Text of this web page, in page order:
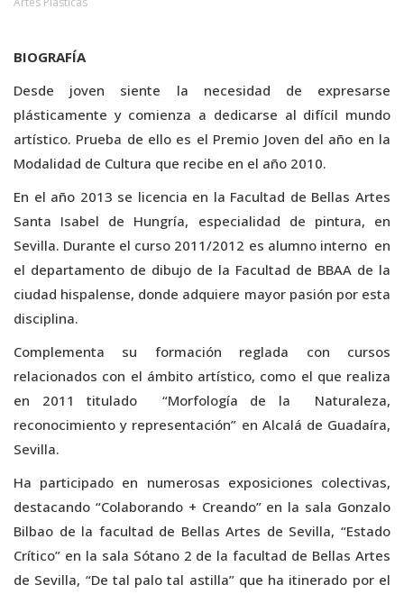
BIOGRAFÍA
Desde joven siente la necesidad de expresarse
plásticamente y comienza a dedicarse al difícil mundo
artístico. Prueba de ello es el Premio Joven del año en la
Modalidad de Cultura que recibe en el año 2010.
En el año 2013 se licencia en la Facultad de Bellas Artes
Santa Isabel de Hungría, especialidad de pintura, en
Sevilla. Durante el curso 2011/2012 es alumno interno en
el departamento de dibujo de la Facultad de BBAA de la
ciudad hispalense, donde adquiere mayor pasión por esta
disciplina.
Complementa su formación reglada con cursos
relacionados con el ámbito artístico, como el que realiza
en 2011 titulado “Morfología de la Naturaleza,
reconocimiento y representación” en Alcalá de Guadaíra,
Sevilla.
Ha participado en numerosas exposiciones colectivas,
destacando “Colaborando + Creando” en la sala Gonzalo
Bilbao de la facultad de Bellas Artes de Sevilla, “Estado
Crítico” en la sala Sótano 2 de la facultad de Bellas Artes
de Sevilla, “De tal palo tal astilla” que ha itinerado por el